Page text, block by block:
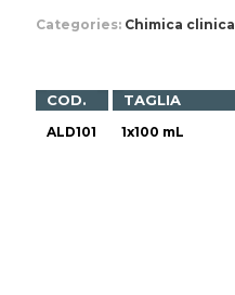
Categories: Chimica clinica
COD. TAGLIA
ALD101 1x100 mL